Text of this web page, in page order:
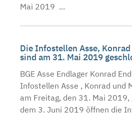
Mai 2019 ...
Die Infostellen Asse,
sind am 31. Mai 2019
BGE Asse Endlager Konrad
Infostellen Asse , Konrad und
am Freitag, den 31. Mai 2019,
dem 3. Juni 2019 öffnen die